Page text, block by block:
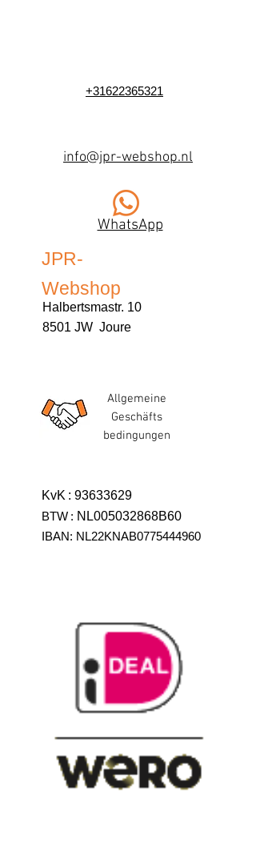
+31622365321
info@jpr-webshop.nl
WhatsApp
JPR-
Webshop
Halbertsmastr. 10
8501 JW Joure
Allgemeine
Geschäfts
bedingungen
KvK : 93633629
BTW : NL005032868B60
IBAN: NL22KNAB0775444960